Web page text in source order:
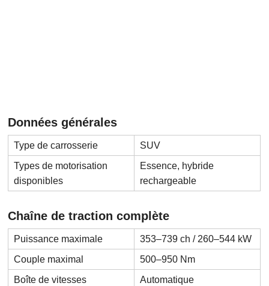
Données générales
Type de carrosserie
SUV
Types de motorisation
disponibles
Essence, hybride
rechargeable
Chaîne de traction complète
Puissance maximale
353–739 ch / 260–544 kW
Couple maximal
500–950 Nm
Boîte de vitesses
Automatique